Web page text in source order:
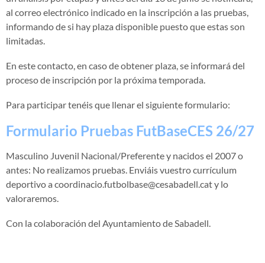
al correo electrónico indicado en la inscripción a las pruebas,
informando de si hay plaza disponible puesto que estas son
limitadas.
En este contacto, en caso de obtener plaza, se informará del
proceso de inscripción por la próxima temporada.
Para participar tenéis que llenar el siguiente formulario:
Formulario Pruebas FutBaseCES 26/27
Masculino Juvenil Nacional/Preferente y nacidos el 2007 o
antes: No realizamos pruebas. Enviáis vuestro currículum
deportivo a coordinacio.futbolbase@cesabadell.cat y lo
valoraremos.
Con la colaboración del Ayuntamiento de Sabadell.